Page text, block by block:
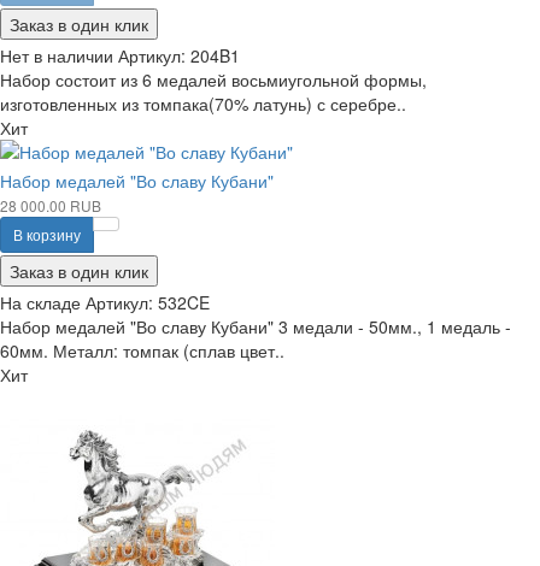
Заказ в один клик
Нет в наличии Артикул: 204B1
Набор состоит из 6 медалей восьмиугольной формы,
изготовленных из томпака(70% латунь) с серебре..
Хит
Набор медалей "Во славу Кубани"
28 000.00 RUB
В корзину
Заказ в один клик
На складе Артикул: 532CE
Набор медалей "Во славу Кубани" 3 медали - 50мм., 1 медаль -
60мм. Металл: томпак (сплав цвет..
Хит